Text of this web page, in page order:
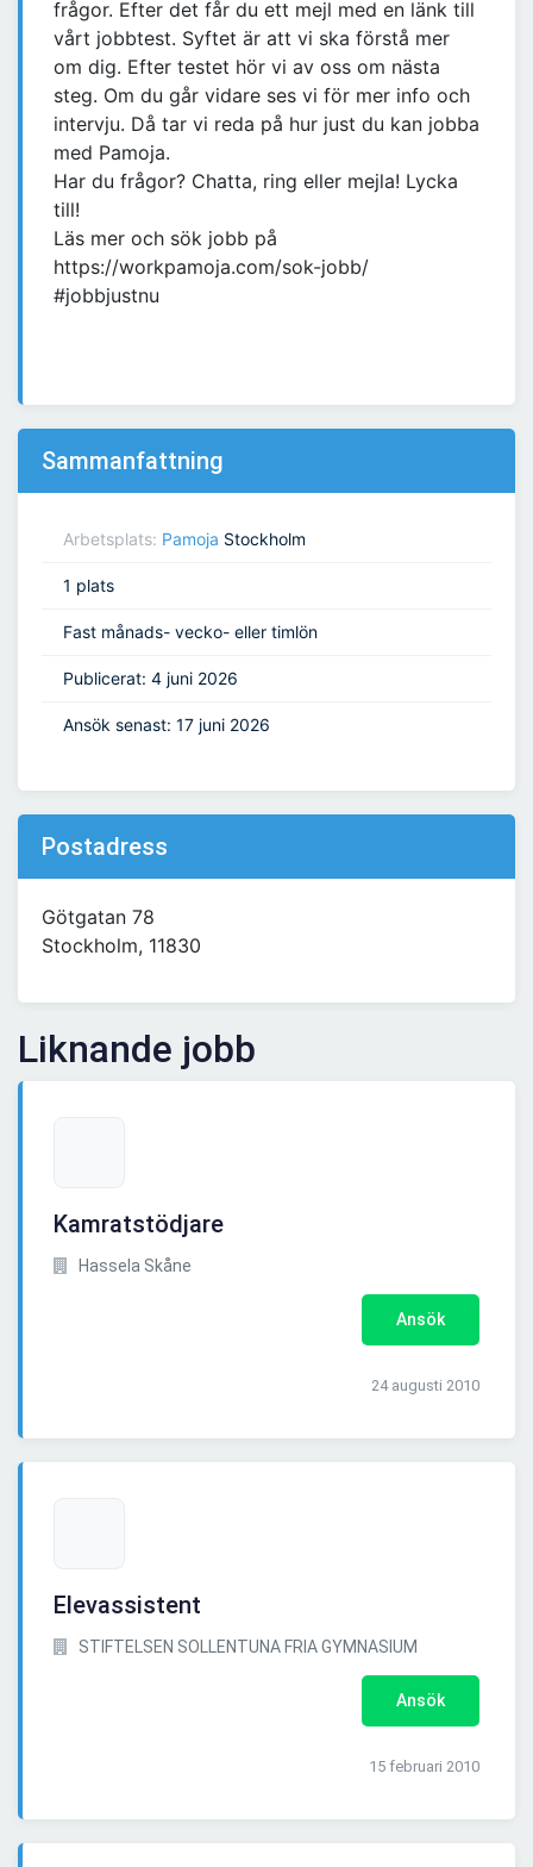
frågor. Efter det får du ett mejl med en länk till
vårt jobbtest. Syftet är att vi ska förstå mer
om dig. Efter testet hör vi av oss om nästa
steg. Om du går vidare ses vi för mer info och
intervju. Då tar vi reda på hur just du kan jobba
med Pamoja.
Har du frågor? Chatta, ring eller mejla! Lycka
till!
Läs mer och sök jobb på
https://workpamoja.com/sok-jobb/
#jobbjustnu
Sammanfattning
Arbetsplats: Pamoja Stockholm
1 plats
Fast månads- vecko- eller timlön
Publicerat: 4 juni 2026
Ansök senast: 17 juni 2026
Postadress
Götgatan 78
Stockholm, 11830
Liknande jobb
Kamratstödjare
Hassela Skåne
Ansök
24 augusti 2010
Elevassistent
STIFTELSEN SOLLENTUNA FRIA GYMNASIUM
Ansök
15 februari 2010